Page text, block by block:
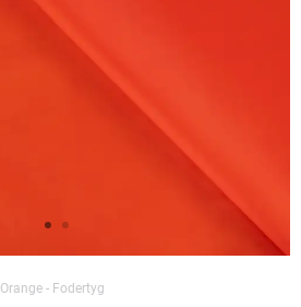
Orange - Fodertyg